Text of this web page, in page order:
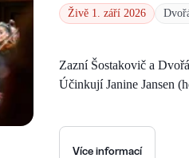
Živě 1. září 2026
Zazní Šostakovič a
Účinkují Janine Jansen
Více informací